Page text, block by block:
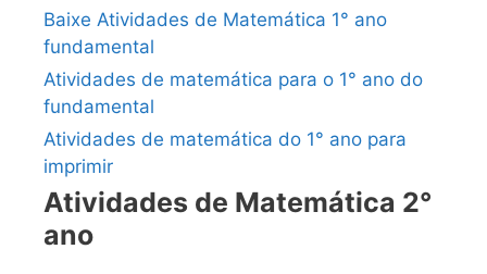
Baixe Atividades de Matemática 1° ano
fundamental
Atividades de matemática para o 1° ano do
fundamental
Atividades de matemática do 1° ano para
imprimir
Atividades de Matemática 2°
ano